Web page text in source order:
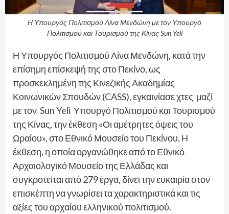
Η Υπουργός Πολιτισμού Λίνα Μενδώνη με τον Υπουργό
Πολιτισμού και Τουρισμού της Κίνας Sun Yeli
​Η Υπουργός Πολιτισμού Λίνα Μενδώνη, κατά την
επίσημη επίσκεψή της στο Πεκίνο, ως
προσκεκλημένη της Κινεζικής Ακαδημίας
Κοινωνικών Σπουδών (CASS), εγκαινίασε χτες μαζί
με τον Sun Yeli Υπουργό Πολιτισμού και Τουρισμού
της Κίνας, την έκθεση «Οι αμέτρητες όψεις του
Ωραίου», στο Εθνικό Μουσείο του Πεκίνου. Η
έκθεση, η οποία οργανώθηκε από το Εθνικό
Αρχαιολογικό Μουσείο της Ελλάδας και
συγκροτείται από 279 έργα, δίνει την ευκαιρία στον
επισκέπτη να γνωρίσει τα χαρακτηριστικά και τις
αξίες του αρχαίου ελληνικού πολιτισμού.